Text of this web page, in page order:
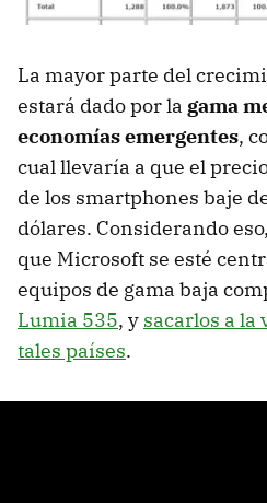
La mayor parte del
estará dado por la gama
economías emergentes,
cual llevaría a que el
de los smartphones baje
dólares. Considerando
que Microsoft se esté
equipos de gama baja
Lumia 535, y sacarlos a la
tales países.